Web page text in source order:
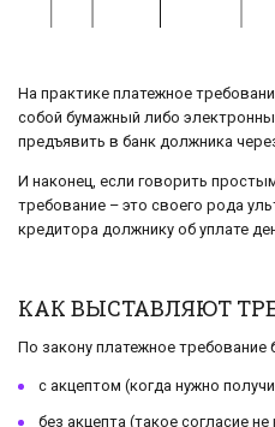
На практике платежное
собой бумажный либо
предъявить в банк должника
И наконец, если говорить
требование – это своего рода
кредитора должнику об уплате
КАК ВЫСТАВЛЯЮТ
По закону платежное требование
с акцептом (когда нужно
без акцепта (такое согласие не